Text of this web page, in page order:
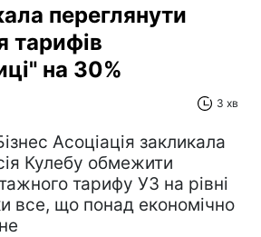
переглянути
тарифів
на 30%
3 хв
Асоціація закликала
Кулебу обмежити
тарифу УЗ на рівні
все, що понад економічно